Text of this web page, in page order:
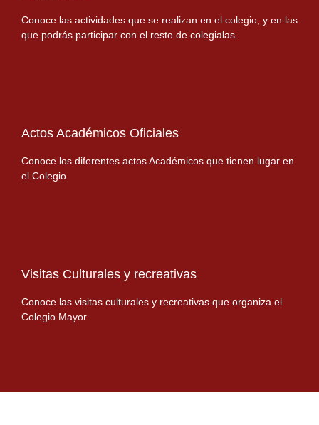
Conoce las actividades que se realizan en el colegio, y en las
que podrás participar con el resto de colegialas.
Actos Académicos Oficiales
Conoce los diferentes actos Académicos que tienen lugar en
el Colegio.
Visitas Culturales y recreativas
Conoce las visitas culturales y recreativas que organiza el
Colegio Mayor